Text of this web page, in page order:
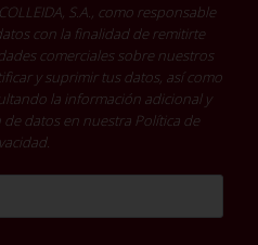
S.A., como responsable
con la finalidad de remitirte
comerciales sobre nuestros
y suprimir tus datos, así como
la información adicional y
datos en nuestra Política de
.